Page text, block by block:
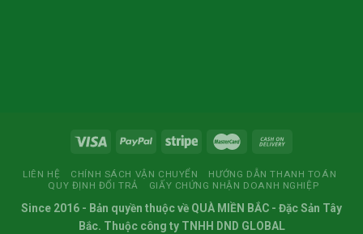
LIÊN HỆ CHÍNH SÁCH VẬN CHUYỂN
HƯỚNG DẪN THANH TOÁN
QUY ĐỊNH ĐỔI TRẢ
GIẤY CHỨNG NHẬN DOANH NGHIỆP
Since 2016 - Bản quyền thuộc về QUÀ MIỀN BẮC - Đặc Sản Tây
Bắc. Thuộc công ty TNHH DND GLOBAL